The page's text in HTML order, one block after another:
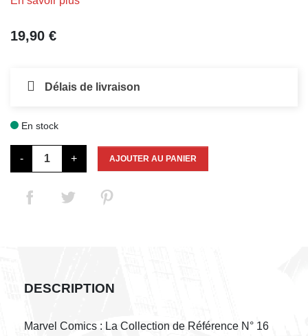
19,90 €
Délais de livraison
En stock
- + AJOUTER AU PANIER
DESCRIPTION
Marvel Comics : La Collection de Référence N° 16